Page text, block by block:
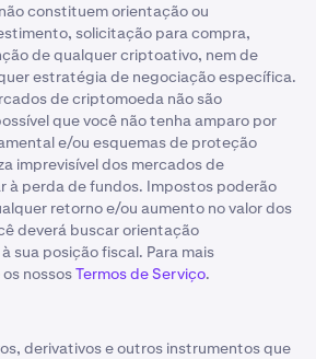
constituem orientação ou
solicitação para compra,
de qualquer criptoativo, nem de
estratégia de negociação específica.
de criptomoeda não são
que você não tenha amparo por
e/ou esquemas de proteção
imprevisível dos mercados de
à perda de fundos. Impostos poderão
retorno e/ou aumento no valor dos
deverá buscar orientação
sua posição fiscal. Para mais
nossosTermos de Serviço.
derivativos e outros instrumentos que